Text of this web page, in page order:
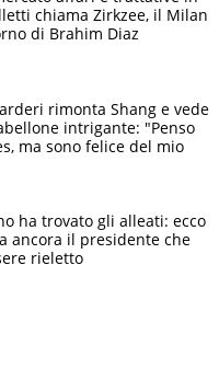
chiama Zirkzee, il Milan
di Brahim Diaz
rimonta Shang e vede
intrigante: "Penso
ma sono felice del mio
ha trovato gli alleati: ecco
ancora il presidente che
rieletto